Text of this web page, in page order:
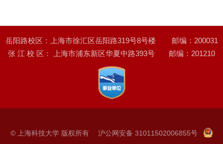
岳阳路校区：上海市徐汇区岳阳路319号8号楼 邮编：200031
张 江 校 区： 上海市浦东新区华夏中路393号 邮编：201210
© 上海科技大学 版权所有 沪公网安备 31011502006855号